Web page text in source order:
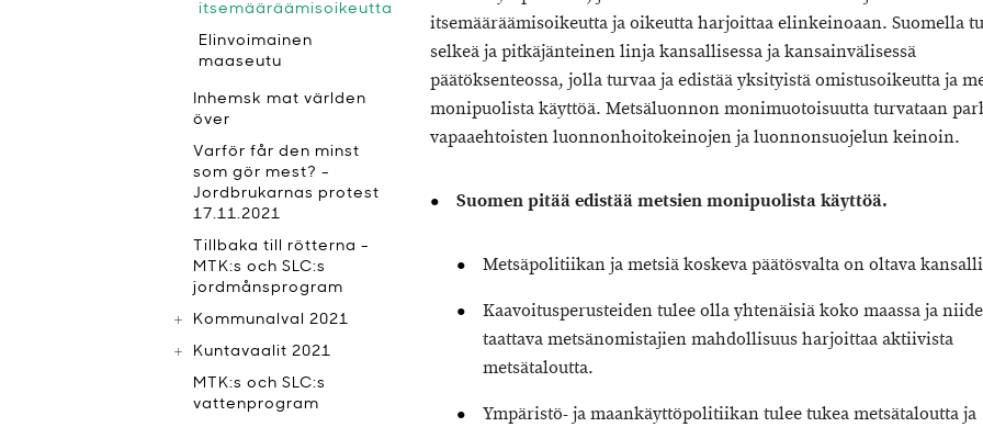
itsemääräämisoikeutta ja oikeutta harjoittaa elinkeinoaan. Suomella
selkeä ja pitkäjänteinen linja kansallisessa ja kansainvälisessä
päätöksenteossa, jolla turvaa ja edistää yksityistä omistusoikeutta ja
monipuolista käyttöä. Metsäluonnon monimuotoisuutta turvataan
vapaaehtoisten luonnonhoitokeinojen ja luonnonsuojelun keinoin.
Suomen pitää edistää metsien monipuolista käyttöä.
Metsäpolitiikan ja metsiä koskeva päätösvalta on oltava
Kaavoitusperusteiden tulee olla yhtenäisiä koko maassa ja
taattava metsänomistajien mahdollisuus harjoittaa aktiivista
metsätaloutta.
Ympäristö- ja maankäyttöpolitiikan tulee tukea metsätaloutta ja
itsemääräämisoikeutta
Elinvoimainen
maaseutu
Inhemsk mat världen
över
Varför får den minst
som gör mest? -
Jordbrukarnas protest
17.11.2021
Tillbaka till rötterna -
MTK:s och SLC:s
jordmånsprogram
Kommunalval 2021
Kuntavaalit 2021
MTK:s och SLC:s
vattenprogram